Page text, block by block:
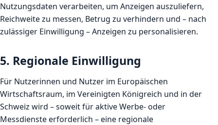
Nutzungsdaten verarbeiten, um Anzeigen auszuliefern,
Reichweite zu messen, Betrug zu verhindern und – nach
zulässiger Einwilligung – Anzeigen zu personalisieren.
5. Regionale Einwilligung
Für Nutzerinnen und Nutzer im Europäischen
Wirtschaftsraum, im Vereinigten Königreich und in der
Schweiz wird – soweit für aktive Werbe- oder
Messdienste erforderlich – eine regionale